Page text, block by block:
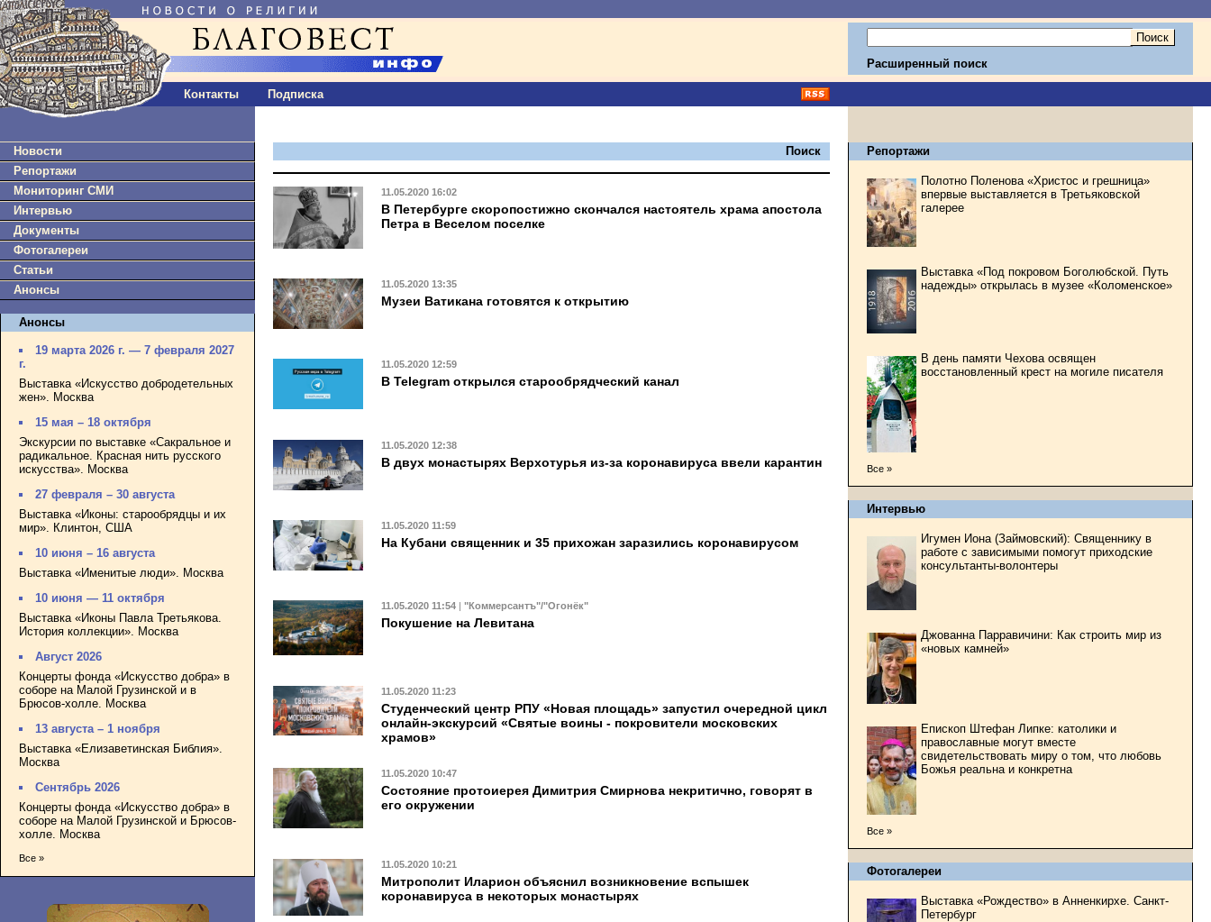
Контакты Подписка
Расширенный поиск
Новости
Репортажи
Мониторинг СМИ
Интервью
Документы
Фотогалереи
Статьи
Анонсы
Анонсы
19 марта 2026 г. — 7 февраля 2027
г.
Выставка «Искусство добродетельных
жен». Москва
15 мая – 18 октября
Экскурсии по выставке «Сакральное и
радикальное. Красная нить русского
искусства». Москва
27 февраля – 30 августа
Выставка «Иконы: старообрядцы и их
мир». Клинтон, США
10 июня – 16 августа
Выставка «Именитые люди». Москва
10 июня — 11 октября
Выставка «Иконы Павла Третьякова.
История коллекции». Москва
Август 2026
Концерты фонда «Искусство добра» в
соборе на Малой Грузинской и в
Брюсов-холле. Москва
13 августа – 1 ноября
Выставка «Елизаветинская Библия».
Москва
Сентябрь 2026
Концерты фонда «Искусство добра» в
соборе на Малой Грузинской и Брюсов-
холле. Москва
Все »
Поиск
11.05.2020 16:02
В Петербурге скоропостижно скончался настоятель храма апостола
Петра в Веселом поселке
11.05.2020 13:35
Музеи Ватикана готовятся к открытию
11.05.2020 12:59
В Telegram открылся старообрядческий канал
11.05.2020 12:38
В двух монастырях Верхотурья из-за коронавируса ввели карантин
11.05.2020 11:59
На Кубани священник и 35 прихожан заразились коронавирусом
11.05.2020 11:54 "Коммерсантъ"/"Огонёк"
Покушение на Левитана
11.05.2020 11:23
Студенческий центр РПУ «Новая площадь» запустил очередной цикл
онлайн-экскурсий «Святые воины - покровители московских
храмов»
11.05.2020 10:47
Состояние протоиерея Димитрия Смирнова некритично, говорят в
его окружении
11.05.2020 10:21
Митрополит Иларион объяснил возникновение вспышек
коронавируса в некоторых монастырях
Репортажи
Полотно Поленова «Христос и грешница»
впервые выставляется в Третьяковской
галерее
Выставка «Под покровом Боголюбской. Путь
надежды» открылась в музее «Коломенское»
В день памяти Чехова освящен
восстановленный крест на могиле писателя
Все »
Интервью
Игумен Иона (Займовский): Священнику в
работе с зависимыми помогут приходские
консультанты-волонтеры
Джованна Парравичини: Как строить мир из
«новых камней»
Епископ Штефан Липке: католики и
православные могут вместе
свидетельствовать миру о том, что любовь
Божья реальна и конкретна
Все »
Фотогалереи
Выставка «Рождество» в Анненкирхе. Санкт-
Петербург